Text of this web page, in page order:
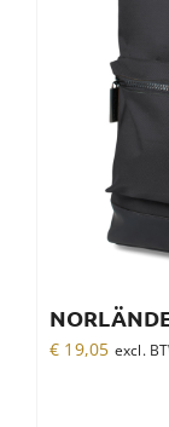
€ 19,05 excl.